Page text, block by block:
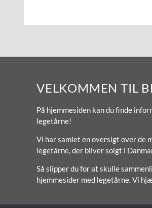
VELKOMMEN TIL
På hjemmesiden kan du finde
legetårne!
Vi har samlet en oversigt over de
legetårne, der bliver solgt i
Så slipper du for at skulle
hjemmesider med legetårne. Vi